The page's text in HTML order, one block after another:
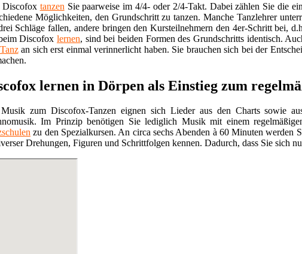
Discofox tanzen Sie paarweise im 4/4- oder 2/4-Takt. Dabei zählen Sie die
Möglichkeiten, den Grundschritt zu tanzen. Manche Tanzlehrer
Schläge fallen, andere bringen den Kursteilnehmern den 4er-Schritt bei,
Discofox lernen, sind bei beiden Formen des Grundschritts identisch.
Tanzan sich erst einmal verinnerlicht haben. Sie brauchen sich bei der
lernen in Dörpen als Einstieg zum
zum Discofox-Tanzen eignen sich Lieder aus den Charts sowie
Im Prinzip benötigen Sie lediglich Musik mit einem
zu den Spezialkursen. An circa sechs Abenden à 60 Minuten werden
Drehungen, Figuren und Schrittfolgen kennen. Dadurch, dass Sie sich